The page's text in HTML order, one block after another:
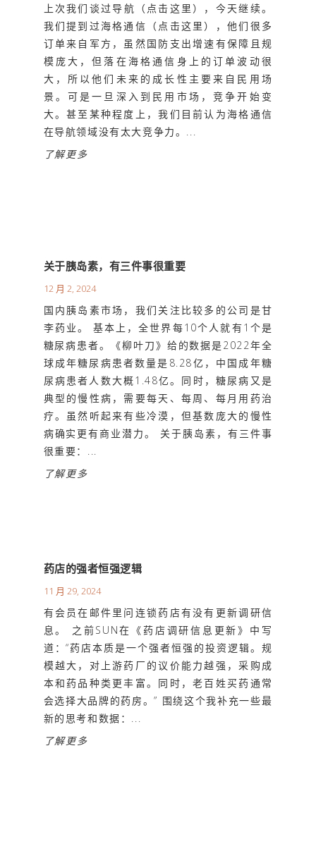
上次我们谈过导航（点击这里），今天继续。
我们提到过海格通信（点击这里），他们很多
订单来自军方，虽然国防支出增速有保障且规
模庞大，但落在海格通信身上的订单波动很
大，所以他们未来的成长性主要来自民用场
景。可是一旦深入到民用市场，竞争开始变
大。甚至某种程度上，我们目前认为海格通信
在导航领域没有太大竞争力。...
了解更多
关于胰岛素，有三件事很重要
12 月 2, 2024
国内胰岛素市场，我们关注比较多的公司是甘
李药业。 基本上，全世界每10个人就有1个是
糖尿病患者。《柳叶刀》给的数据是2022年全
球成年糖尿病患者数量是8.28亿，中国成年糖
尿病患者人数大概1.48亿。同时，糖尿病又是
典型的慢性病，需要每天、每周、每月用药治
疗。虽然听起来有些冷漠，但基数庞大的慢性
病确实更有商业潜力。 关于胰岛素，有三件事
很重要：...
了解更多
药店的强者恒强逻辑
11 月 29, 2024
有会员在邮件里问连锁药店有没有更新调研信
息。 之前SUN在《药店调研信息更新》中写
道：“药店本质是一个强者恒强的投资逻辑。规
模越大，对上游药厂的议价能力越强，采购成
本和药品种类更丰富。同时，老百姓买药通常
会选择大品牌的药房。” 围绕这个我补充一些最
新的思考和数据：...
了解更多